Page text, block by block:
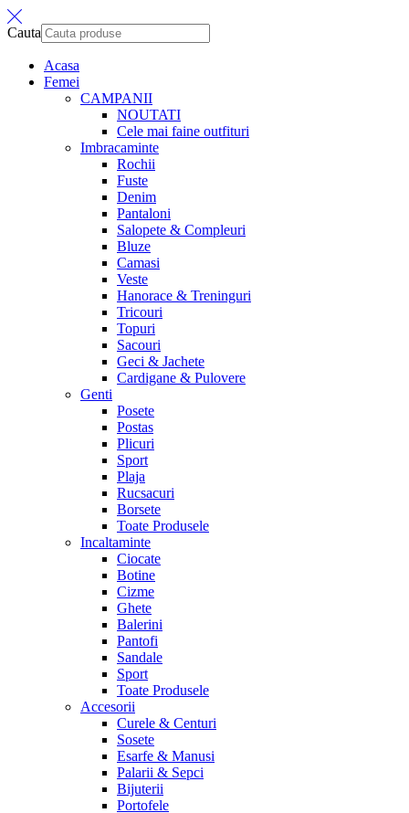
Cauta
Acasa
Femei
CAMPANII
NOUTATI
Cele mai faine outfituri
Imbracaminte
Rochii
Fuste
Denim
Pantaloni
Salopete & Compleuri
Bluze
Camasi
Veste
Hanorace & Treninguri
Tricouri
Topuri
Sacouri
Geci & Jachete
Cardigane & Pulovere
Genti
Posete
Postas
Plicuri
Sport
Plaja
Rucsacuri
Borsete
Toate Produsele
Incaltaminte
Ciocate
Botine
Cizme
Ghete
Balerini
Pantofi
Sandale
Sport
Toate Produsele
Accesorii
Curele & Centuri
Sosete
Esarfe & Manusi
Palarii & Sepci
Bijuterii
Portofele